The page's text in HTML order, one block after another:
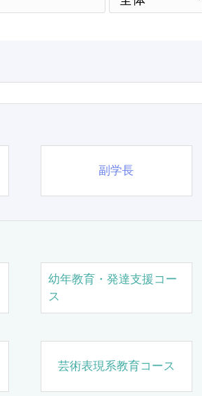
副学長
幼年教育・発達支援コー
ス
芸術表現系教育コース